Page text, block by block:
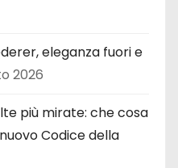
eleganza fuori e
2026
più mirate: che cosa
Codice della